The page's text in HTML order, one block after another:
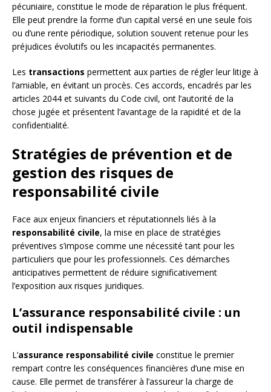
pécuniaire, constitue le mode de réparation le plus fréquent.
Elle peut prendre la forme d’un capital versé en une seule fois
ou d’une rente périodique, solution souvent retenue pour les
préjudices évolutifs ou les incapacités permanentes.
Les transactions permettent aux parties de régler leur litige à
l’amiable, en évitant un procès. Ces accords, encadrés par les
articles 2044 et suivants du Code civil, ont l’autorité de la
chose jugée et présentent l’avantage de la rapidité et de la
confidentialité.
Stratégies de prévention et de
gestion des risques de
responsabilité civile
Face aux enjeux financiers et réputationnels liés à la
responsabilité civile, la mise en place de stratégies
préventives s’impose comme une nécessité tant pour les
particuliers que pour les professionnels. Ces démarches
anticipatives permettent de réduire significativement
l’exposition aux risques juridiques.
L’assurance responsabilité civile : un
outil indispensable
L’assurance responsabilité civile constitue le premier
rempart contre les conséquences financières d’une mise en
cause. Elle permet de transférer à l’assureur la charge de